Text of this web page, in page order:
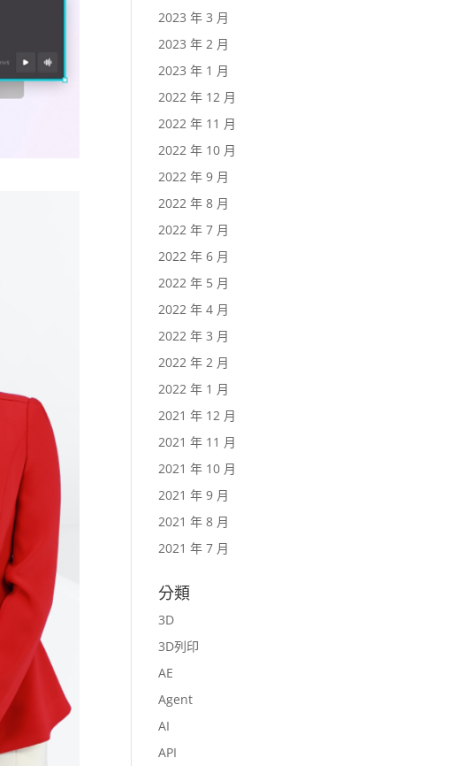
2023 年 3 月
2023 年 2 月
2023 年 1 月
2022 年 12 月
2022 年 11 月
2022 年 10 月
2022 年 9 月
2022 年 8 月
2022 年 7 月
2022 年 6 月
2022 年 5 月
2022 年 4 月
2022 年 3 月
2022 年 2 月
2022 年 1 月
2021 年 12 月
2021 年 11 月
2021 年 10 月
2021 年 9 月
2021 年 8 月
2021 年 7 月
分類
3D
3D列印
AE
Agent
AI
API